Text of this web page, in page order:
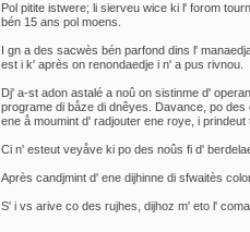
Pol pitite istwere; li sierveu wice ki l' forom
bén 15 ans pol moens.
I gn a des sacwès bén parfond dins l'
est i k' après on renondaedje i n' a pus rivnou.
Dj' a-st adon astalé a noû on sistinme d'
programe di båze di dnêyes. Davance, po
ene å moumint d' radjouter ene roye, i
Ci n' esteut veyåve ki po des noûs fi d'
Après candjmint d' ene dijhinne di sfwaitès
S' i vs arive co des rujhes, dijhoz m' eto l'